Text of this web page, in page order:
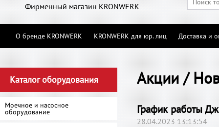
Фирменный магазин KRONWERK
О бренде KRONWERK KRONWERK для юр. лиц Доставка и
Каталог оборудования
Моечное и насосное
оборудование
Акции /
График работы
28.04.2023 13:13:54